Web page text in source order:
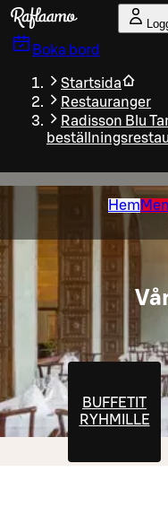
Gå till huvudinnehållet
Boka bord
Startsida
Restauranger
Radisson Blu
Hem
BUFFETIT
RYHMILLE